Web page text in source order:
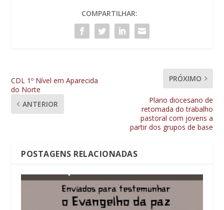
COMPARTILHAR:
CDL 1º Nível em Aparecida
do Norte
ANTERIOR
PRÓXIMO
Plano diocesano de
retomada do trabalho
pastoral com jovens a
partir dos grupos de base
POSTAGENS RELACIONADAS